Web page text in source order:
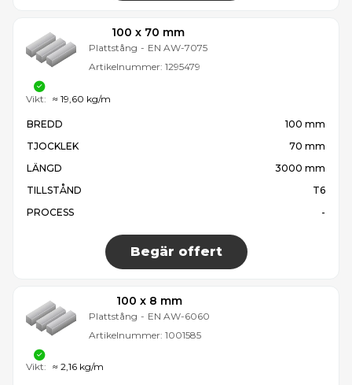
100 x 70 mm
Plattstång - EN AW-7075
Artikelnummer: 1295479
BREDD
100 mm
TJOCKLEK
70 mm
LÄNGD
3000 mm
TILLSTÅND
T6
PROCESS
-
Begär offert
Vikt: ≈ 19,60 kg/m
100 x 8 mm
Plattstång - EN AW-6060
Artikelnummer: 1001585
Vikt: ≈ 2,16 kg/m